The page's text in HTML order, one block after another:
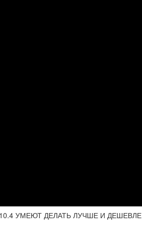
УМЕЮТ ДЕЛАТЬ ЛУЧШЕ И ДЕШЕВЛЕ